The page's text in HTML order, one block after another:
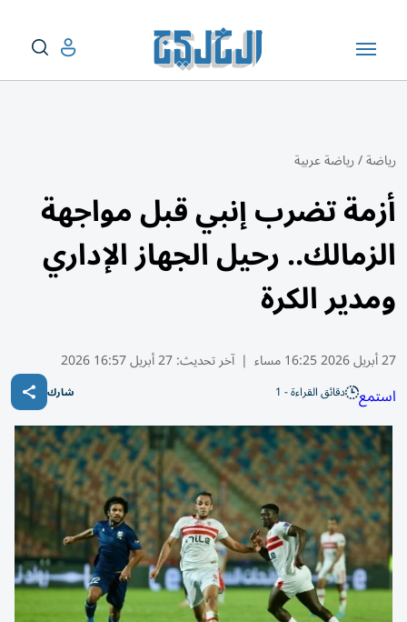
رياضة/رياضة عربية
أزمة تضرب إنبي قبل مواجهة
الزمالك.. رحيل الجهاز الإداري
ومدير الكرة
27 أبريل 2026 16:25 مساء | آخر تحديث:27 أبريل 16:57 2026
استمع دقائق القراءة - 1 شارك